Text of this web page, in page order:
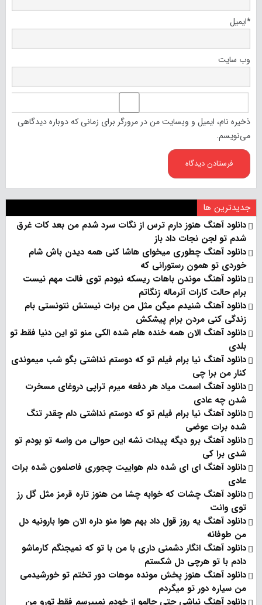
ایمیل*
وب‌ سایت
ذخیره نام، ایمیل و وبسایت من در مرورگر برای زمانی که دوباره دیدگاهی
می‌نویسم.
جدیدترین ها
دانلود آهنگ هنو‌ز دارم ترس از نگات سرد شدم من بعد کات غرق
شدم تو لجن نجات داد باز
دانلود آهنگ چطوری میخوای هاشا کنی همه دیدن باش شام
خوردی تو همون رستورانی که
دانلود آهنگ موندن باهات ریسکه نبودم توی فالت مهم نیست
برام حالت کارات آنرماله زنگاتم
دانلود آهنگ شنیدم میگن مثل من برات نیستش نتونستی بام
زندگی کنی مردن برام پیشکش
دانلود آهنگ الان همه خنده هام شده الکی منو تو این دنیا فقط تو
بلدی
دانلود آهنگ نیا برام فیلم تو‌ که دوستم نداشتی بگو شب میموندی
کنار من برا چی
دانلود آهنگ اسمت میاد هر دفعه میرم تراپی دروغای مسخرت
شدن چه عادی
دانلود آهنگ نیا برام فیلم تو‌ که دوستم نداشتی دلم چقدر تنگ
شده برات عوضی
دانلود آهنگ برو دیگه پیدات نشه این حوالی من واسه تو‌ بودم تو
شدی برا کی
دانلود آهنگ ای ای شده دلم هواییت چجوری فاصلمون شده برات
عادی
دانلود آهنگ چشات که خوابه چشا من هنوز تاره قرمز مثل گل رز
توی وانت
دانلود آهنگ یه روز قول داد بهم هوا منو داره الان هوا بارونیه دل
من طوفانه
دانلود آهنگ انگار دشمنی داری با من با تو که نمیجنگم کارماشو
دادم با تو هرچی دل شکستم
دانلود آهنگ هنوز پخش مونده موهات دور تختم تو خورشیدمی
من سیاره دور تو میگردم
دانلود آهنگ نباشی حتی حالمو از خودم نمیپرسم فقط تورو من